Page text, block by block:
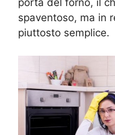
spaventoso, ma in
piuttosto semplice.